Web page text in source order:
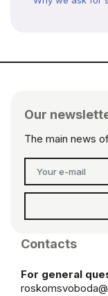
Our
The main news
Contacts
For general